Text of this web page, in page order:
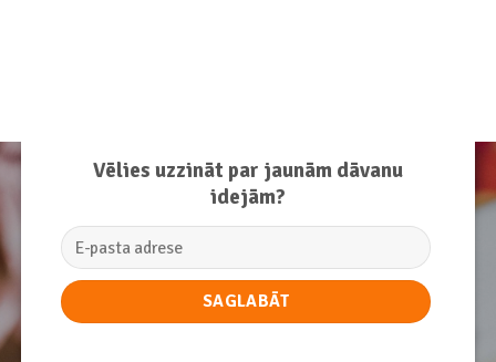
Vēlies uzzināt par jaunām dāvanu
idejām?